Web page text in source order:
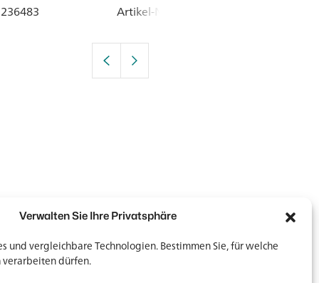
Verwalten Sie Ihre Privatsphäre
und vergleichbare Technologien. Bestimmen Sie, für welche
dürfen.
Artikel-Nr.